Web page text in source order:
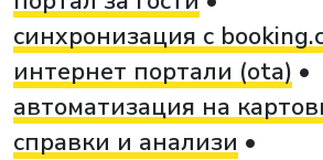
синхронизация с
интернет портали (ota)
автоматизация на
справки и анализи